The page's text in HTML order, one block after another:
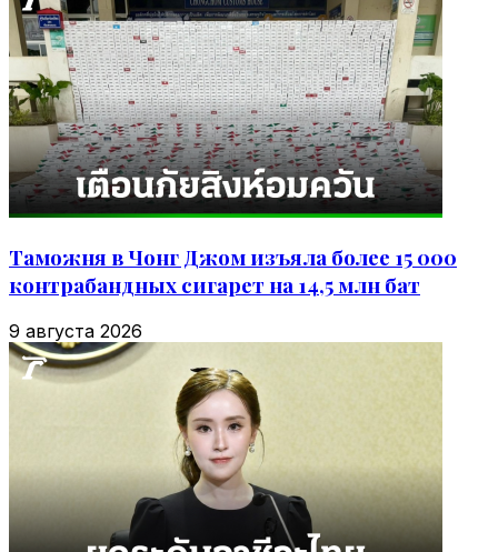
Таможня в Чонг Джом изъяла более 15 000
контрабандных сигарет на 14,5 млн бат
9 августа 2026